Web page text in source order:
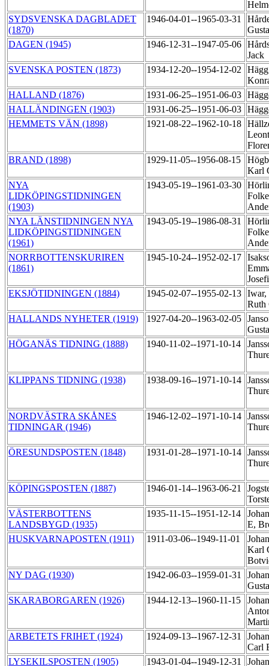
SYDSVENSKA DAGBLADET
(1870)
1946-04-01--1965-03-31
DAGEN (1945)
1946-12-31--1947-05-06
Jack
SVENSKA POSTEN (1873)
1934-12-20--1954-12-02
HALLAND (1876)
1931-06-25--1951-06-03
HALLÄNDINGEN (1903)
1931-06-25--1951-06-03
HEMMETS VÄN (1898)
1921-08-22--1962-10-18
BRAND (1898)
1929-11-05--1956-08-15
Karl
NYA
LIDKÖPINGSTIDNINGEN
(1903)
1943-05-19--1961-03-30
NYA LÄNSTIDNINGEN NYA
LIDKÖPINGSTIDNINGEN
(1961)
1943-05-19--1986-08-31
NORRBOTTENSKURIREN
(1861)
1945-10-24--1952-02-17
EKSJÖTIDNINGEN (1884)
1945-02-07--1955-02-13 Iwar,
Ruth
HALLANDS NYHETER (1919)
1927-04-20--1963-02-05
HÖGANÄS TIDNING (1888)
1940-11-02--1971-10-14
KLIPPANS TIDNING (1938) 1938-09-16--1971-10-14
NORDVÄSTRA SKÅNES
TIDNINGAR (1946)
1946-12-02--1971-10-14
ÖRESUNDSPOSTEN (1848) 1931-01-28--1971-10-14
KÖPINGSPOSTEN (1887) 1946-01-14--1963-06-21
VÄSTERBOTTENS
LANDSBYGD (1935)
1935-11-15--1951-12-14
E,
HUSKVARNAPOSTEN (1911)
1911-03-06--1949-11-01
Karl
NY DAG (1930)
1942-06-03--1959-01-31
SKARABORGAREN (1926)
1944-12-13--1960-11-15
ARBETETS FRIHET (1924)
1924-09-13--1967-12-31
Carl
LYSEKILSPOSTEN (1905)
1943-01-04--1949-12-31